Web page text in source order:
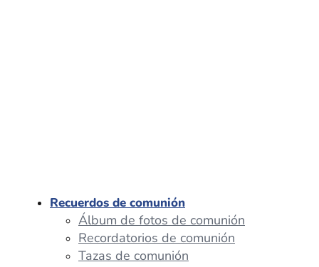
Recuerdos de comunión
Álbum de fotos de comunión
Recordatorios de comunión
Tazas de comunión